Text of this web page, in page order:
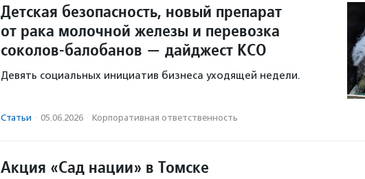
Детская безопасность, новый препарат
от рака молочной железы и перевозка
соколов-балобанов — дайджест КСО
Девять социальных инициатив бизнеса уходящей недели.
Статьи · 05.06.2026 · Корпоративная ответственность
Акция «Сад нации» в Томске